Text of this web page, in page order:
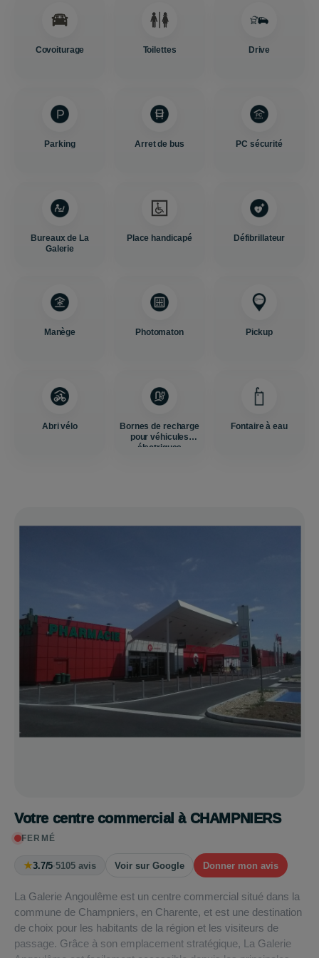
Covoiturage Toilettes Drive
Parking Arret de bus PC sécurité
Bureaux de La
Galerie
Place handicapé Défibrillateur
Manège Photomaton Pickup
Abri vélo
Bornes de recharge
pour véhicules
électriques
Fontaire à eau
Votre centre commercial à CHAMPNIERS
FERMÉ
★3.7/5·5105 avis Voir sur Google Donner mon avis
La Galerie Angoulême est un centre commercial situé dans la
commune de Champniers, en Charente, et est une destination
de choix pour les habitants de la région et les visiteurs de
passage. Grâce à son emplacement stratégique, La Galerie